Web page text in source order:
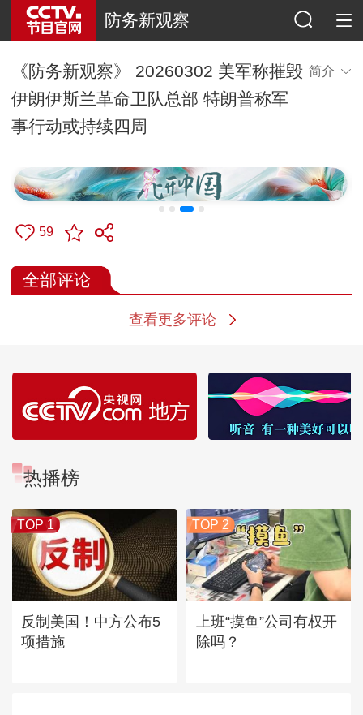
防务新观察
《防务新观察》 20260302 美军称摧毁
伊朗伊斯兰革命卫队总部 特朗普称军
事行动或持续四周
简介
59
全部评论
查看更多评论
热播榜
TOP 1
反制美国！中方公布5
项措施
TOP 2
上班“摸鱼”公司有权开
除吗？